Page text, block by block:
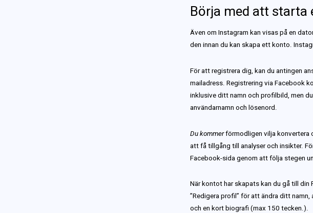
Börja med att starta
Även om Instagram kan visas på en
den innan du kan skapa ett konto.
För att registrera dig, kan du antingen
mailadress. Registrering via Facebook
inklusive ditt namn och profilbild, men
användarnamn och lösenord.
Du kommerförmodligen vilja konvertera
att få tillgång till analyser och insikter.
Facebook-sida genom att följa stegen
När kontot har skapats kan du gå till
”Redigera profil” för att ändra ditt
och en kort biografi (max 150 tecken.).